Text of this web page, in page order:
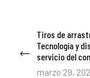
Navegación
de
entradas
Previous
post:
Tiros de
Tecnología y
servicio del
marzo 29,